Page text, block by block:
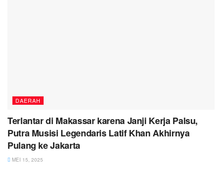
DAERAH
Terlantar di Makassar karena Janji Kerja Palsu,
Putra Musisi Legendaris Latif Khan Akhirnya
Pulang ke Jakarta
MEI 15, 2025